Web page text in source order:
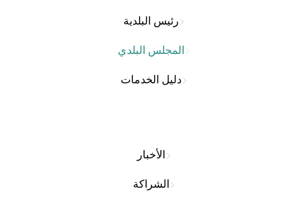
رئيس البلدية
المجلس البلدي
دليل الخدمات
الأخبار
الشراكة